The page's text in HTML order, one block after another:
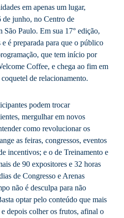
em apenas um lugar,
de junho, no Centro de
São Paulo. Em sua 17° edição,
é preparada para que o público
que tem início por
Coffee, e chega ao fim em
de relacionamento.
podem trocar
mergulhar em novos
como revolucionar os
as feiras, congressos, eventos
incentivos; e o de Treinamento e
de 90 expositores e 32 horas
de Congresso e Arenas
não é desculpa para não
optar pelo conteúdo que mais
e depois colher os frutos, afinal o